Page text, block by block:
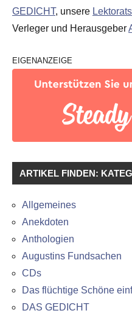
GEDICHT, unsere
Verleger und Herausgeber
EIGENANZEIGE
ARTIKEL FINDEN:
Allgemeines
Anekdoten
Anthologien
Augustins Fundsachen
CDs
Das flüchtige Schöne
DAS GEDICHT